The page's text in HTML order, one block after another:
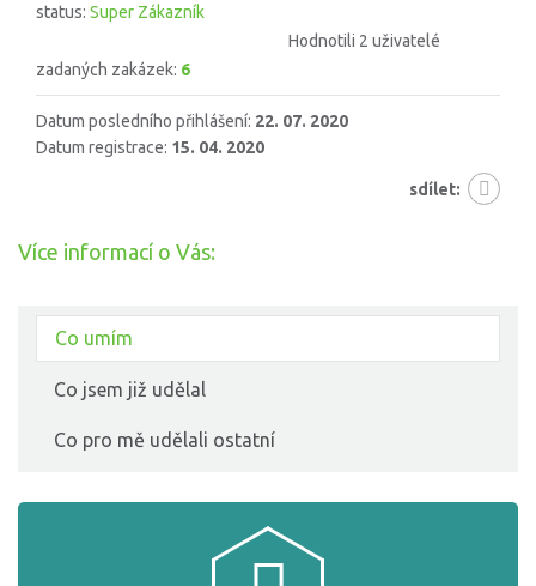
status: Super Zákazník
Hodnotili 2 uživatelé
zadaných zakázek: 6
Datum posledního přihlášení: 22. 07. 2020
Datum registrace: 15. 04. 2020
sdílet:
Více informací o Vás:
Co umím
Co jsem již udělal
Co pro mě udělali ostatní